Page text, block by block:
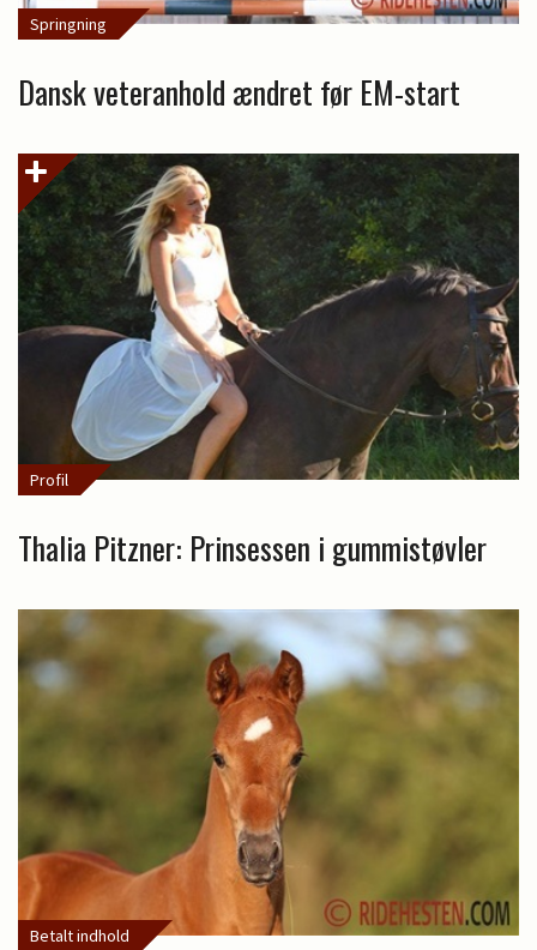
Springning
Dansk veteranhold ændret før EM-start
Profil
Thalia Pitzner: Prinsessen i gummistøvler
Betalt indhold